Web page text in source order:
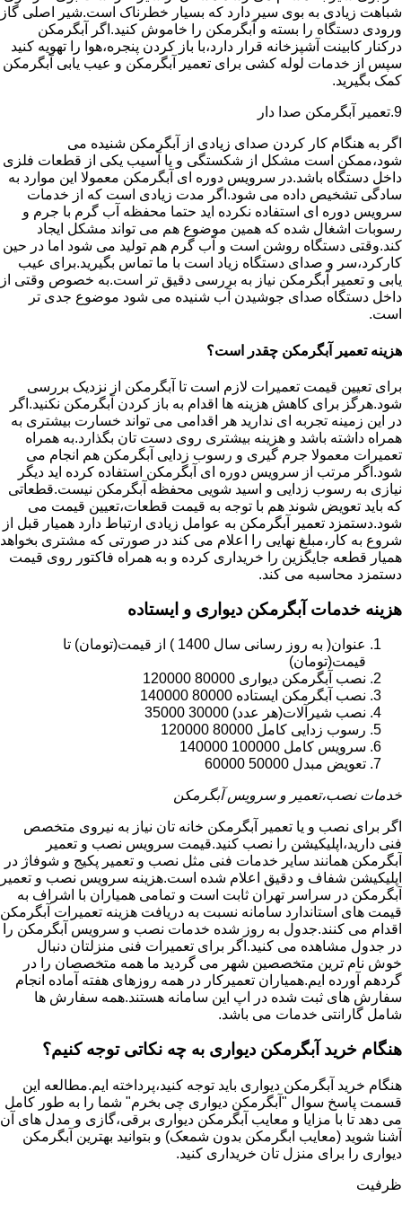
شباهت زیادی به بوی سیر دارد که بسیار خطرناک است.شیر اصلی گاز
ورودی دستگاه را بسته و آبگرمکن را خاموش کنید.اگر آبگرمکن
درکنار کابینت آشپزخانه قرار دارد،با باز کردن پنجره،هوا را تهویه کنید
سپس از خدمات لوله کشی برای تعمیر آبگرمکن و عیب یابی آبگرمکن
کمک بگیرید.
9.تعمیر آبگرمکن صدا دار
اگر به هنگام کار کردن صدای زیادی از آبگرمکن شنیده می
شود،ممکن است مشکل از شکستگی و یا آسیب یکی از قطعات فلزی
داخل دستگاه باشد.در سرویس دوره ای آبگرمکن معمولا این موارد به
سادگی تشخیص داده می شود.اگر مدت زیادی است که از خدمات
سرویس دوره ای استفاده نکرده اید حتما محفظه آب گرم با جرم و
رسوبات اشغال شده که همین موضوع هم می تواند مشکل ایجاد
کند.وقتی دستگاه روشن است و آب گرم هم تولید می شود اما در حین
کارکرد،سر و صدای دستگاه زیاد است با ما تماس بگیرید.برای عیب
یابی و تعمیر آبگرمکن نیاز به بررسی دقیق تر است.به خصوص وقتی از
داخل دستگاه صدای جوشیدن آب شنیده می شود موضوع جدی تر
است.
هزینه تعمیر آبگرمکن چقدر است؟
برای تعیین قیمت تعمیرات لازم است تا آبگرمکن از نزدیک بررسی
شود.هرگز برای کاهش هزینه ها اقدام به باز کردن آبگرمکن نکنید.اگر
در این زمینه تجربه ای ندارید هر اقدامی می تواند خسارت بیشتری به
همراه داشته باشد و هزینه بیشتری روی دست تان بگذارد.به همراه
تعمیرات معمولا جرم گیری و رسوب زدایی آبگرمکن هم انجام می
شود.اگر مرتب از سرویس دوره ای آبگرمکن استفاده کرده اید دیگر
نیازی به رسوب زدایی و اسید شویی محفظه آبگرمکن نیست.قطعاتی
که باید تعویض شوند هم با توجه به قیمت قطعات،تعیین قیمت می
شود.دستمزد تعمیر آبگرمکن به عوامل زیادی ارتباط دارد همیار قبل از
شروع به کار،مبلغ نهایی را اعلام می کند در صورتی که مشتری بخواهد
همیار قطعه جایگزین را خریداری کرده و به همراه فاکتور روی قیمت
دستمزد محاسبه می کند.
هزینه خدمات آبگرمکن دیواری و ایستاده
عنوان( به روز رسانی سال 1400 ) از قیمت(تومان) تا
قیمت(تومان)
نصب آبگرمکن دیواری 80000 120000
نصب آبگرمکن ایستاده 80000 140000
نصب شیرآلات(هر عدد) 30000 35000
رسوب زدایی کامل 80000 120000
سرویس کامل 100000 140000
تعویض مبدل 50000 60000
خدمات نصب،تعمیر و سرویس آبگرمکن
اگر برای نصب و یا تعمیر آبگرمکن خانه تان نیاز به نیروی متخصص
فنی دارید،اپلیکیشن را نصب کنید.قیمت سرویس نصب و تعمیر
آبگرمکن همانند سایر خدمات فنی مثل نصب و تعمیر پکیج و شوفاژ در
اپلیکیشن شفاف و دقیق اعلام شده است.هزینه سرویس نصب و تعمیر
آبگرمکن در سراسر تهران ثابت است و تمامی همیاران با اشراف به
قیمت های استاندارد سامانه نسبت به دریافت هزینه تعمیرات آبگرمکن
اقدام می کنند.جدول به روز شده خدمات نصب و سرویس آبگرمکن را
در جدول مشاهده می کنید.اگر برای تعمیرات فنی منزلتان دنبال
خوش نام ترین متخصصین شهر می گردید ما همه متخصصان را در
گردهم آورده ایم.همیاران تعمیرکار در همه روزهای هفته آماده انجام
سفارش های ثبت شده در اپ این سامانه هستند.همه سفارش ها
شامل گارانتی خدمات می باشد.
هنگام خرید آبگرمکن دیواری به چه نکاتی توجه کنیم؟
هنگام خرید آبگرمکن دیواری باید توجه کنید،پرداخته ایم.مطالعه این
قسمت پاسخ سوال "آبگرمکن دیواری چی بخرم" شما را به طور کامل
می دهد تا با مزایا و معایب آبگرمکن دیواری برقی،گازی و مدل های آن
آشنا شوید (معایب ابگرمکن بدون شمعک) و بتوانید بهترین آبگرمکن
دیواری را برای منزل تان خریداری کنید.
ظرفیت